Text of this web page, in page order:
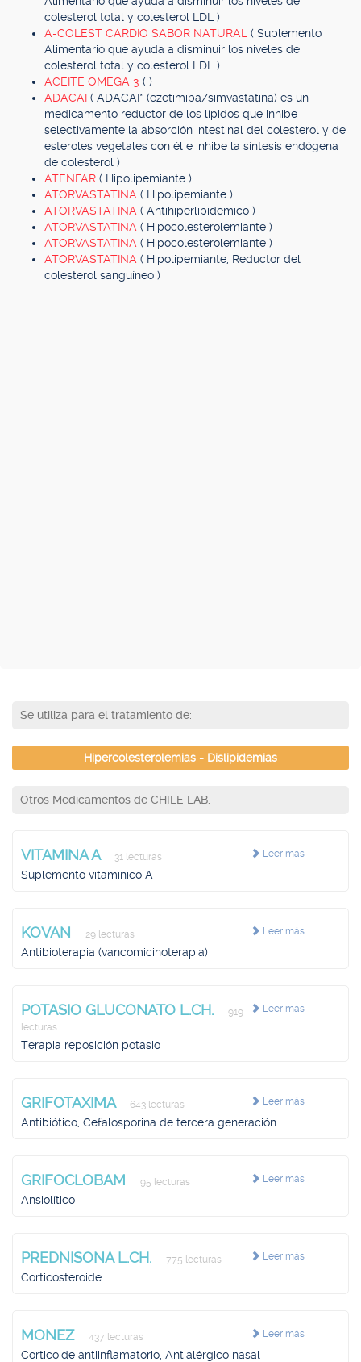
colesterol total y colesterol LDL )
A-COLEST CARDIO SABOR NATURAL ( Suplemento
Alimentario que ayuda a disminuir los niveles de
colesterol total y colesterol LDL )
ACEITE OMEGA 3 ( )
ADACAI ( ADACAI* (ezetimiba/simvastatina) es un
medicamento reductor de los lípidos que inhibe
selectivamente la absorción intestinal del colesterol y de
esteroles vegetales con él e inhibe la síntesis endógena
de colesterol )
ATENFAR ( Hipolipemiante )
ATORVASTATINA ( Hipolipemiante )
ATORVASTATINA ( Antihiperlipidémico )
ATORVASTATINA ( Hipocolesterolemiante )
ATORVASTATINA ( Hipocolesterolemiante )
ATORVASTATINA ( Hipolipemiante, Reductor del
colesterol sanguíneo )
Se utiliza para el tratamiento de:
Hipercolesterolemias - Dislipidemias
Otros Medicamentos de CHILE LAB.
Leer más
VITAMINA A 31 lecturas
Suplemento vitamínico A
Leer más
KOVAN 29 lecturas
Antibioterapia (vancomicinoterapia)
Leer más
POTASIO GLUCONATO L.CH.
919
lecturas
Terapia reposición potasio
Leer más
GRIFOTAXIMA 643 lecturas
Antibiótico, Cefalosporina de tercera generación
Leer más
GRIFOCLOBAM 95 lecturas
Ansiolítico
Leer más
PREDNISONA L.CH. 775 lecturas
Corticosteroide
Leer más
MONEZ 437 lecturas
Corticoide antiinflamatorio, Antialérgico nasal